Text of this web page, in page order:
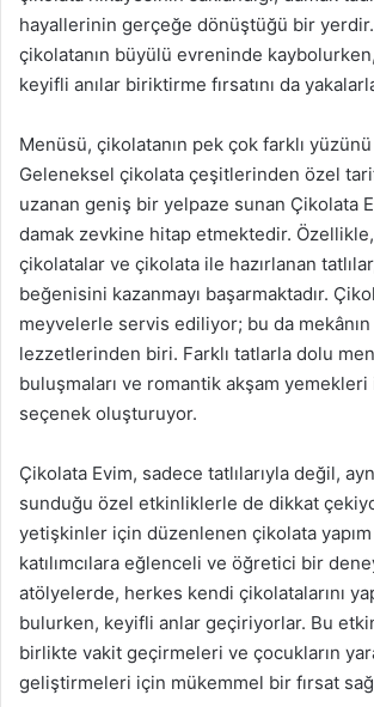
hayallerinin gerçeğe dönüştüğü bir
çikolatanın büyülü evreninde
keyifli anılar biriktirme fırsatını da
Menüsü, çikolatanın pek çok farklı
Geleneksel çikolata çeşitlerinden özel
uzanan geniş bir yelpaze sunan Çikolata
damak zevkine hitap etmektedir. Özellikle,
çikolatalar ve çikolata ile hazırlanan
beğenisini kazanmayı başarmaktadır.
meyvelerle servis ediliyor; bu da
lezzetlerinden biri. Farklı tatlarla dolu
buluşmaları ve romantik akşam
seçenek oluşturuyor.
Çikolata Evim, sadece tatlılarıyla değil,
sunduğu özel etkinliklerle de dikkat
yetişkinler için düzenlenen çikolata
katılımcılara eğlenceli ve öğretici bir
atölyelerde, herkes kendi çikolatalarını
bulurken, keyifli anlar geçiriyorlar. Bu
birlikte vakit geçirmeleri ve çocukların
geliştirmeleri için mükemmel bir fırsat